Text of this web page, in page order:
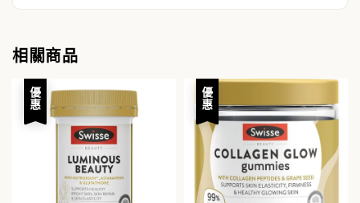
相關商品
優惠 優惠